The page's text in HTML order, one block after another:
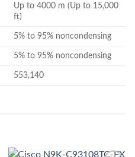
Up to 4000 m (Up to 15,000
ft)
5% to 95% noncondensing
5% to 95% noncondensing
553,140